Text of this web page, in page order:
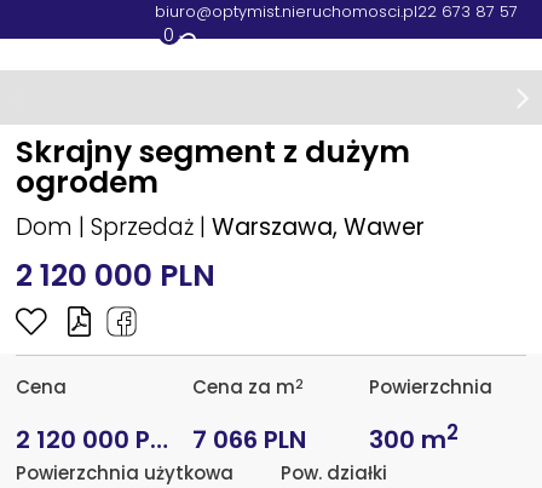
biuro@optymist.nieruchomosci.pl22 673 87 57
0
Skrajny segment z dużym
ogrodem
Dom | Sprzedaż |Warszawa, Wawer
2 120 000 PLN
Cena
2 120 000 PLN
Cena za m2
7 066 PLN
Powierzchnia
300 m2
Powierzchnia użytkowa Pow. działki